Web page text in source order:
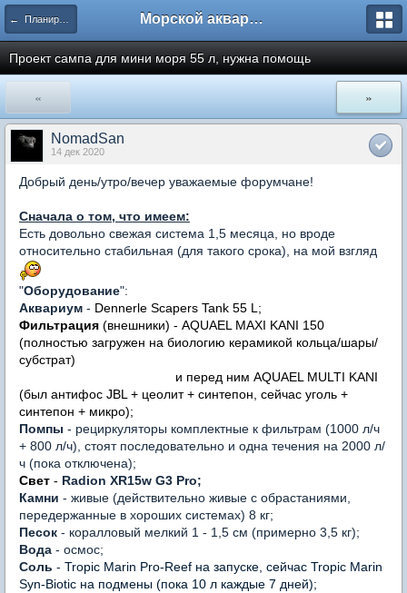
← Планирую морской аквариум Морской аквариум. Форумы ReefCentral.ru
Проект сампа для мини моря 55 л, нужна помощь
« »
NomadSan
14 дек 2020
Добрый день/утро/вечер уважаемые форумчане!
Сначала о том, что имеем:
Есть довольно свежая система 1,5 месяца, но вроде
относительно стабильная (для такого срока), на мой взгляд
"Оборудование":
Аквариум - Dennerle Scapers Tank 55 L;
Фильтрация (внешники) - AQUAEL MAXI KANI 150
(полностью загружен на биологию керамикой кольца/шары/
субстрат)
и перед ним AQUAEL MULTI KANI
(был антифос JBL + цеолит + синтепон, сейчас уголь +
синтепон + микро);
Помпы - рециркуляторы комплектные к фильтрам (1000 л/ч
+ 800 л/ч), стоят последовательно и одна течения на 2000 л/
ч (пока отключена);
Свет - Radion XR15w G3 Pro;
Камни - живые (действительно живые с обрастаниями,
передержанные в хороших системах) 8 кг;
Песок - коралловый мелкий 1 - 1,5 см (примерно 3,5 кг);
Вода - осмос;
Соль - Tropic Marin Pro-Reef на запуске, сейчас Tropic Marin
Syn-Biotic на подмены (пока 10 л каждые 7 дней);